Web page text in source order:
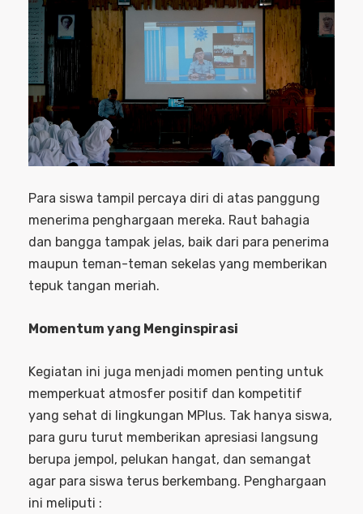
Para siswa tampil percaya diri di atas panggung
menerima penghargaan mereka. Raut bahagia
dan bangga tampak jelas, baik dari para penerima
maupun teman-teman sekelas yang memberikan
tepuk tangan meriah.
Momentum yang Menginspirasi
Kegiatan ini juga menjadi momen penting untuk
memperkuat atmosfer positif dan kompetitif
yang sehat di lingkungan MPlus. Tak hanya siswa,
para guru turut memberikan apresiasi langsung
berupa jempol, pelukan hangat, dan semangat
agar para siswa terus berkembang. Penghargaan
ini meliputi :